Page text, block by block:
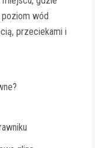
wód
przeciekami i